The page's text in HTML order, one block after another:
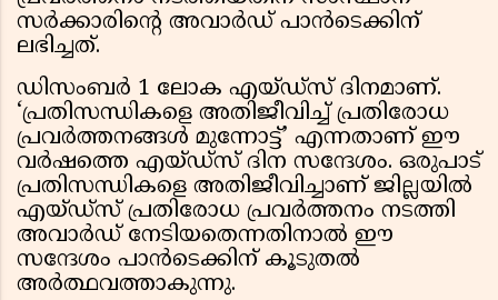
സർക്കാരിന്റെ അവാർഡ് പാൻടെക്കിന്
ലഭിച്ചത്.
ഡിസംബർ 1 ലോക എയ്ഡ്‌സ് ദിനമാണ്.
‘പ്രതിസന്ധികളെ അതിജീവിച്ച് പ്രതിരോധ
പ്രവർത്തനങ്ങൾ മുന്നോട്ട്’ എന്നതാണ് ഈ
വർഷത്തെ എയ്ഡ്‌സ് ദിന സന്ദേശം. ഒരുപാട്
പ്രതിസന്ധികളെ അതിജീവിച്ചാണ് ജില്ലയിൽ
എയ്ഡ്‌സ് പ്രതിരോധ പ്രവർത്തനം നടത്തി
അവാർഡ് നേടിയതെന്നതിനാൽ ഈ
സന്ദേശം പാൻടെക്കിന് കൂടുതൽ
അർത്ഥവത്താകുന്നു.